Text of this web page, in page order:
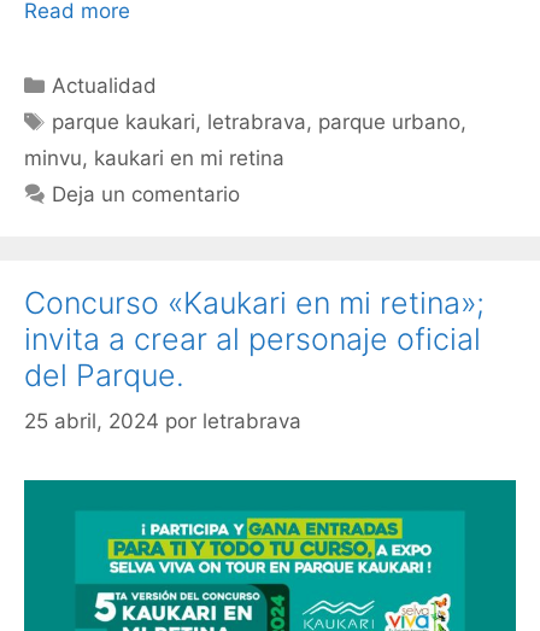
Read more
Actualidad
parque kaukari, letrabrava, parque urbano,
minvu, kaukari en mi retina
Deja un comentario
Concurso «Kaukari en mi retina»;
invita a crear al personaje oficial
del Parque.
25 abril, 2024 por letrabrava